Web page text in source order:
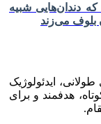
دندان‌هایی شبیه
بلوف می‌زند
ایدئولوژیک
هدفمند و برای